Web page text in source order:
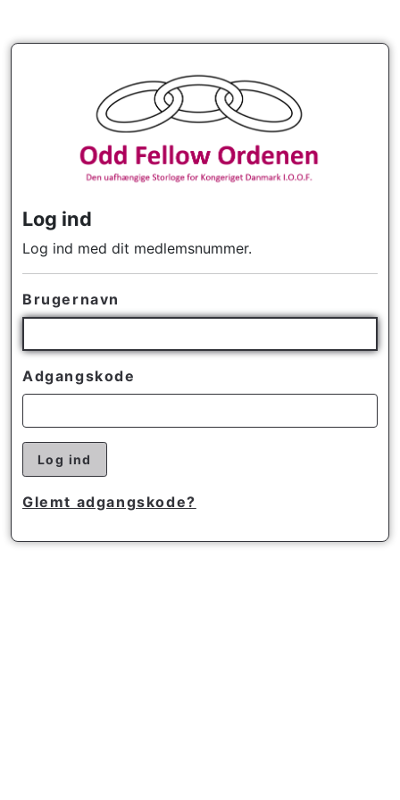
Log ind
Log ind med dit medlemsnummer.
Brugernavn
Adgangskode
Log ind
Glemt adgangskode?